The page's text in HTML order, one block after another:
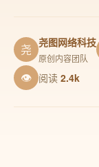
尧 尧图网络科技
原创内容团队
👁 阅读 2.4k